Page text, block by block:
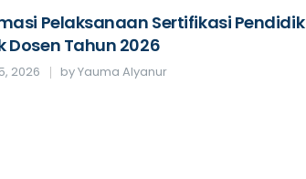
Pelaksanaan Sertifikasi Pendidik
Dosen Tahun 2026
2026 byYauma Alyanur